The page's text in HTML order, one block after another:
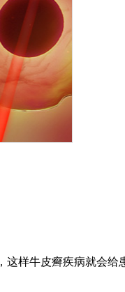
样牛皮癣疾病就会给